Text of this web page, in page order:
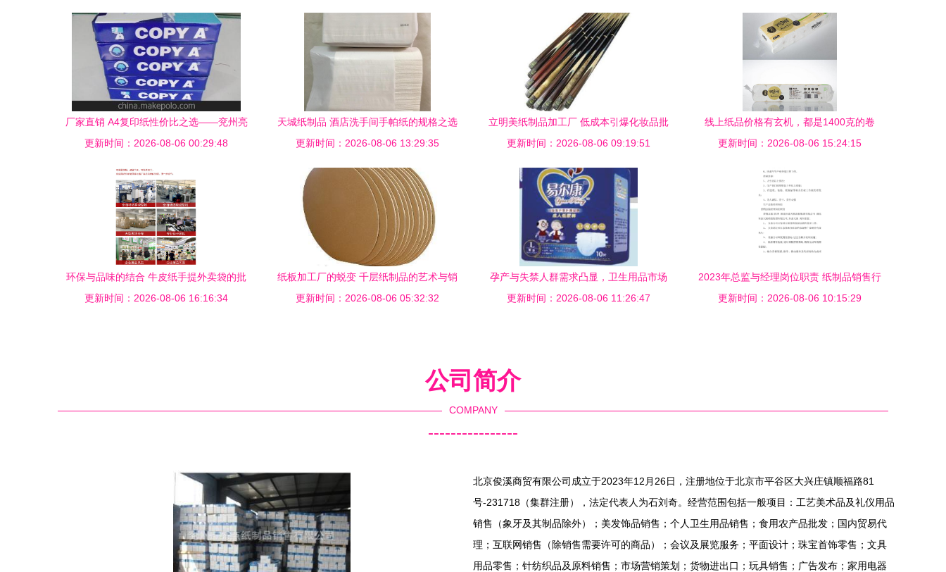
手纸厂|番禺环保擦手纸厂|番禺原生浆擦手
纸加工厂|番禺原生浆小盘纸销售|番禺原生
商|、卫生纸制品生产、加工、出口、
厂家直销 A4复印纸性价比之选——兖州亮
点纸制品供应链详解
更新时间：2026-08-06 00:29:48
天城纸制品 酒店洗手间手帕纸的规格之选
与印标服务
更新时间：2026-08-06 13:29:35
立明美纸制品加工厂 低成本引爆化妆品批
发新商机
更新时间：2026-08-06 09:19:51
线上纸品价格有玄机，都是1400克的卷
纸，这条捷径很实用标题解析
更新时间：2026-08-06 15:24:15
环保与品味的结合 牛皮纸手提外卖袋的批
发优势与应用场景
更新时间：2026-08-06 16:16:34
纸板加工厂的蜕变 千层纸制品的艺术与销
售之道
更新时间：2026-08-06 05:32:32
孕产与失禁人群需求凸显，卫生用品市场
加速细分化
更新时间：2026-08-06 11:26:47
2023年总监与经理岗位职责 纸制品销售行
业深度解析
更新时间：2026-08-06 10:15:29
公司简介
COMPANY
----------------
北京俊溪商贸有限公司成立于2023年12月26日，注册地位于北京市平谷区大兴庄镇顺福路81
号-231718（集群注册），法定代表人为石刘奇。经营范围包括一般项目：工艺美术品及礼仪用品
销售（象牙及其制品除外）；美发饰品销售；个人卫生用品销售；食用农产品批发；国内贸易代
理；互联网销售（除销售需要许可的商品）；会议及展览服务；平面设计；珠宝首饰零售；文具
用品零售；针纺织品及原料销售；市场营销策划；货物进出口；玩具销售；广告发布；家用电器